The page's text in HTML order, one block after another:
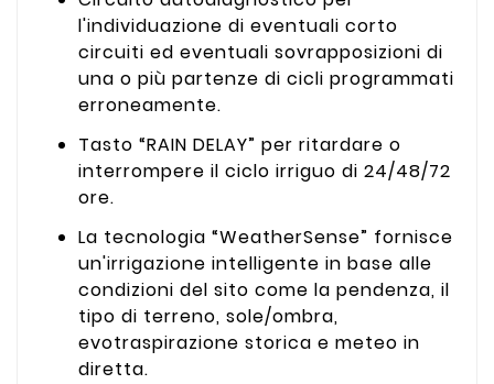
l'individuazione di eventuali corto
circuiti ed eventuali sovrapposizioni di
una o più partenze di cicli programmati
erroneamente.
Tasto “RAIN DELAY” per ritardare o
interrompere il ciclo irriguo di 24/48/72
ore.
La tecnologia “WeatherSense” fornisce
un'irrigazione intelligente in base alle
condizioni del sito come la pendenza, il
tipo di terreno, sole/ombra,
evotraspirazione storica e meteo in
diretta.